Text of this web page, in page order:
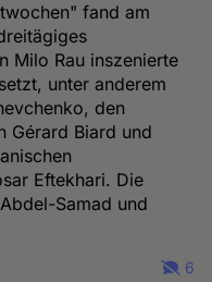
fand am
Milo Rau inszenierte
unter anderem
den
Gérard Biard und
Eftekhari. Die
Samad und
6